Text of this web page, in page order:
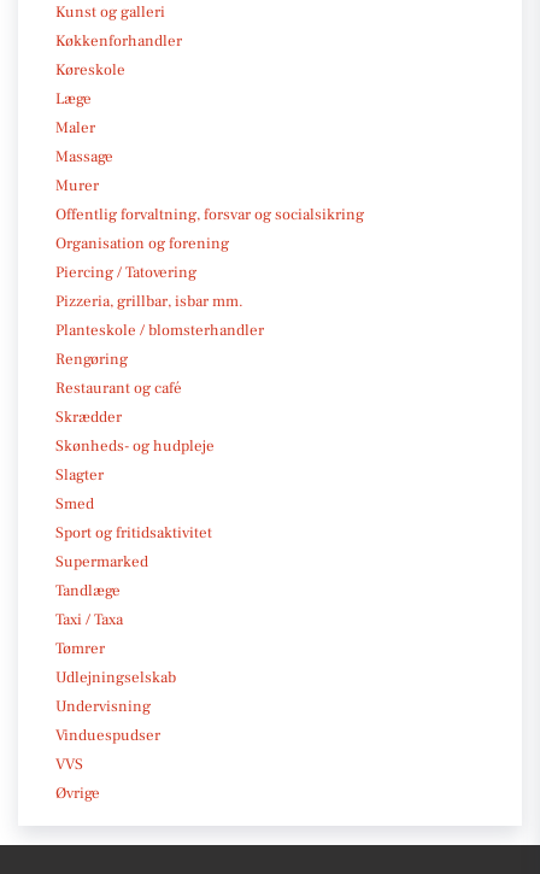
Kunst og galleri
Køkkenforhandler
Køreskole
Læge
Maler
Massage
Murer
Offentlig forvaltning, forsvar og socialsikring
Organisation og forening
Piercing / Tatovering
Pizzeria, grillbar, isbar mm.
Planteskole / blomsterhandler
Rengøring
Restaurant og café
Skrædder
Skønheds- og hudpleje
Slagter
Smed
Sport og fritidsaktivitet
Supermarked
Tandlæge
Taxi / Taxa
Tømrer
Udlejningselskab
Undervisning
Vinduespudser
VVS
Øvrige